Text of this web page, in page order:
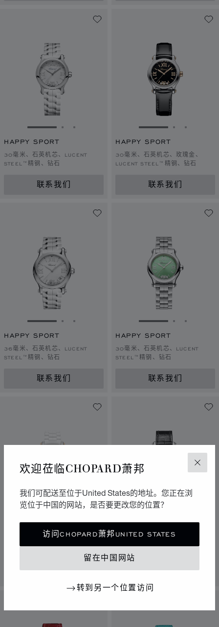
关闭
欢迎莅临CHOPARD萧邦
我们可配送至位于United States的地址。您正在浏
览位于中国的网站，是否要更改您的位置？
访问CHOPARD萧邦UNITED STATES
留在中国网站
转到另一个位置访问
转到幻灯片 1转到幻灯片 2
转到幻灯片 3
HAPPY SPORT
30毫米、石英机芯、LUCENT
STEEL™精钢、钻石
联系我们
转到幻灯片 1转到幻灯
转到幻
HAPPY SPORT
30毫米、石英机芯、玫瑰金、
LUCENT STEEL™精钢、钻石
联系我们
转到幻灯片 1转到幻灯片 2
转到幻灯片 3
HAPPY SPORT
36毫米、石英机芯、LUCENT
STEEL™精钢、钻石
联系我们
转到幻灯片 1转到幻灯
转到幻
HAPPY SPORT
30毫米、石英机芯、LUCENT
STEEL™精钢、钻石
联系我们
HAPPY SPORT
联系我们 联系我们